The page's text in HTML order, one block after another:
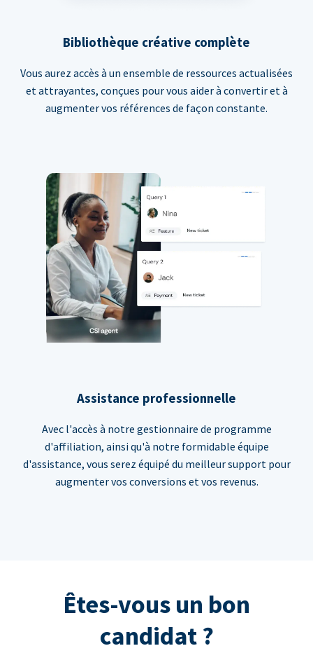
Bibliothèque créative complète
Vous aurez accès à un ensemble de ressources actualisées
et attrayantes, conçues pour vous aider à convertir et à
augmenter vos références de façon constante.
Assistance professionnelle
Avec l'accès à notre gestionnaire de programme
d'affiliation, ainsi qu'à notre formidable équipe
d'assistance, vous serez équipé du meilleur support pour
augmenter vos conversions et vos revenus.
Êtes-vous un bon
candidat ?